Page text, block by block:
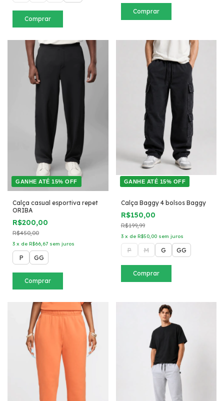
Comprar
Comprar
GANHE ATÉ 15% OFF
Calça casual esportiva repet
ORIBA
R$200,00
R$450,00
3 x de R$66,67 sem juros
P GG
Comprar
GANHE ATÉ 15% OFF
Calça Baggy 4 bolsos Baggy
R$150,00
R$199,99
3 x de R$50,00 sem juros
P M G GG
Comprar